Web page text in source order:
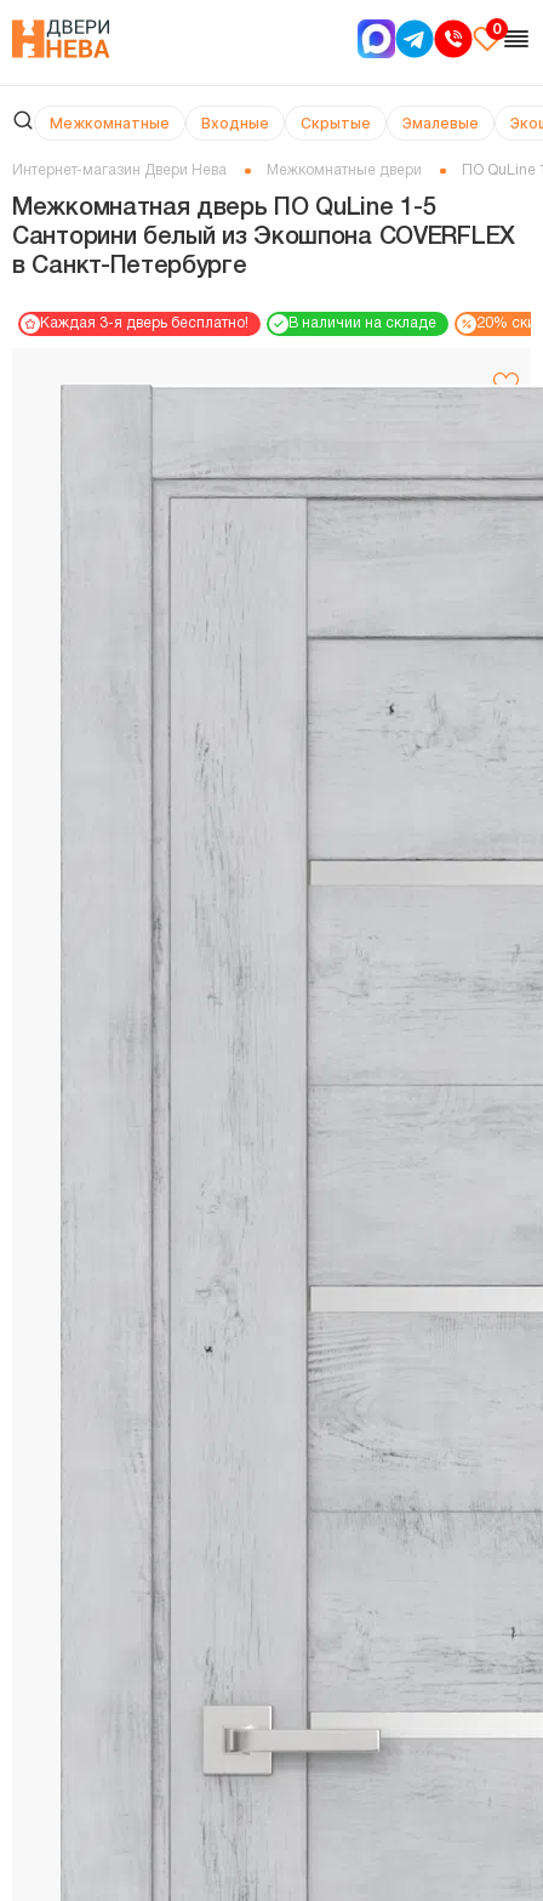
0
Межкомнатные Входные Скрытые Эмалевые
Интернет-магазин Двери Нева Межкомнатные двери ПО QuLine
Межкомнатная дверь ПО QuLine 1-5
Санторини белый из Экошпона COVERFLEX
в Cанкт-Петербурге
Каждая 3-я дверь бесплатно! В наличии на складе 20%